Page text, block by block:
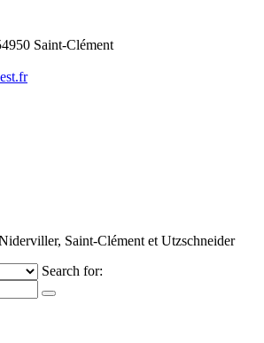
Saint-Clément
Saint-Clément et Utzschneider
Search for: